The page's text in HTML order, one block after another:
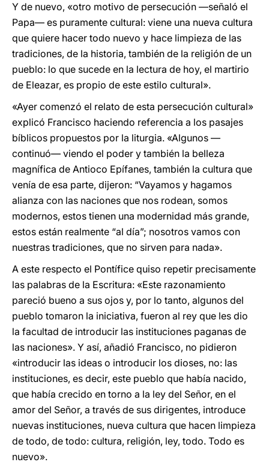
Y de nuevo, «otro motivo de persecución —señaló el
Papa— es puramente cultural: viene una nueva cultura
que quiere hacer todo nuevo y hace limpieza de las
tradiciones, de la historia, también de la religión de un
pueblo: lo que sucede en la lectura de hoy, el martirio
de Eleazar, es propio de este estilo cultural».
«Ayer comenzó el relato de esta persecución cultural»
explicó Francisco haciendo referencia a los pasajes
bíblicos propuestos por la liturgia. «Algunos —
continuó— viendo el poder y también la belleza
magnífica de Antioco Epífanes, también la cultura que
venía de esa parte, dijeron: “Vayamos y hagamos
alianza con las naciones que nos rodean, somos
modernos, estos tienen una modernidad más grande,
estos están realmente “al día”; nosotros vamos con
nuestras tradiciones, que no sirven para nada».
A este respecto el Pontífice quiso repetir precisamente
las palabras de la Escritura: «Este razonamiento
pareció bueno a sus ojos y, por lo tanto, algunos del
pueblo tomaron la iniciativa, fueron al rey que les dio
la facultad de introducir las instituciones paganas de
las naciones». Y así, añadió Francisco, no pidieron
«introducir las ideas o introducir los dioses, no: las
instituciones, es decir, este pueblo que había nacido,
que había crecido en torno a la ley del Señor, en el
amor del Señor, a través de sus dirigentes, introduce
nuevas instituciones, nueva cultura que hacen limpieza
de todo, de todo: cultura, religión, ley, todo. Todo es
nuevo».